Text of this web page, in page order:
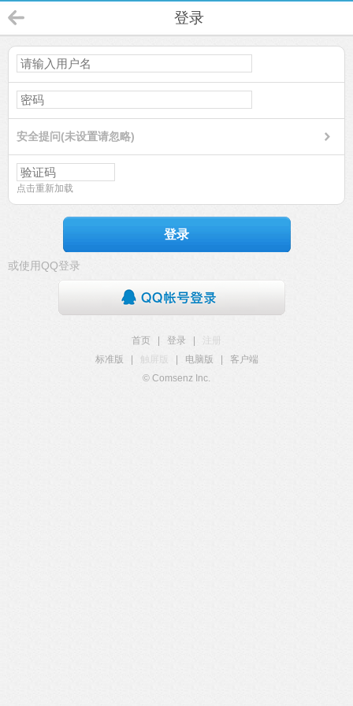
登录
安全提问(未设置请忽略)
点击重新加载
登录
或使用QQ登录
首页 登录
注册
标准版
触屏版 电脑版
客户端
© Comsenz Inc.